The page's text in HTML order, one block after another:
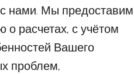
нами. Мы предоставим
расчетах, с учётом
Вашего
проблем,